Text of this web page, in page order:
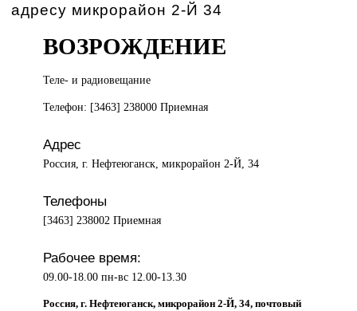
адресу микрорайон 2-Й 34
ВОЗРОЖДЕНИЕ
Теле- ирадиовещание
Телефон: [3463] 238000 Приемная
Адрес
Россия, г. Нефтеюганск, микрорайон 2-Й, 34
Телефоны
[3463] 238002 Приемная
Рабочее время:
09.00-18.00 пн-вс 12.00-13.30
Россия, г. Нефтеюганск, микрорайон 2-Й, 34, почтовый